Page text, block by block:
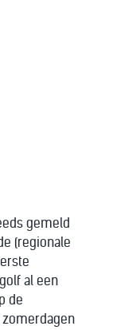
gemeld
(regionale
al een
de
zomerdagen